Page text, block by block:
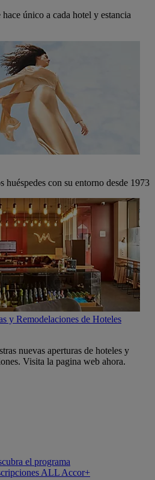
único a cada hotel y estancia
huéspedes con su entorno desde 1973
y Remodelaciones de Hoteles
nuevas aperturas de hoteles y
Visita la pagina web ahora.
el programa
ALL Accor+